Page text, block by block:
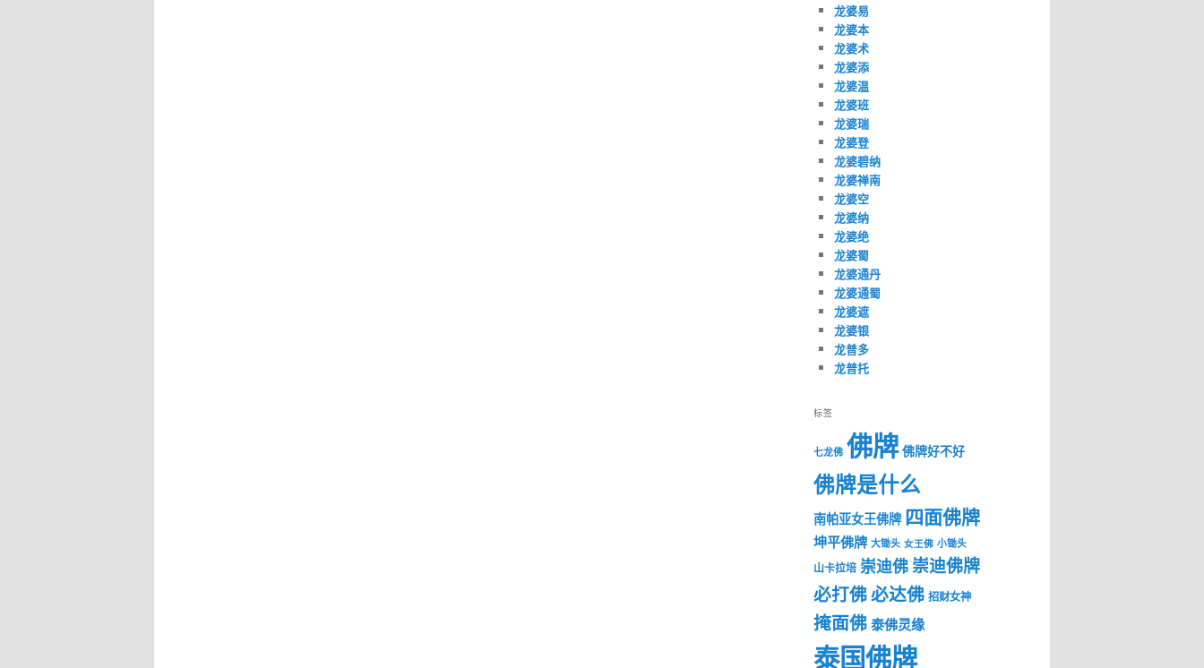
龙婆易
龙婆本
龙婆术
龙婆添
龙婆温
龙婆班
龙婆瑞
龙婆登
龙婆碧纳
龙婆禅南
龙婆空
龙婆纳
龙婆绝
龙婆蜀
龙婆通丹
龙婆通蜀
龙婆遮
龙婆银
龙普多
龙普托
标签
七龙佛 佛牌 佛牌好不好
佛牌是什么
南帕亚女王佛牌 四面佛牌
坤平佛牌 大锄头 女王佛 小锄头
山卡拉培 崇迪佛崇迪佛牌
必打佛必达佛 招财女神
掩面佛泰佛灵缘
泰国佛牌